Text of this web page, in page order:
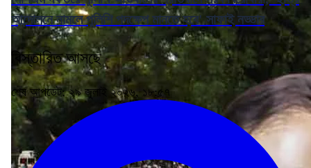
আন্দোলনে নামলে পুলিশি পদক্ষেপ মানতে হবে' সাফাই নড্ডার
বিস্তারিত আসছে
শেষ আপডেট: ২৯ জুলাই ২০২৬, ১৮:৫৭